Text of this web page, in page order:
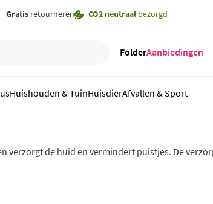
Gratis retourneren CO2 neutraal bezorgd
FolderAanbiedingen
Huishouden & TuinHuisdierAfvallen & Sport
verzorgt de huid en vermindert puistjes. De